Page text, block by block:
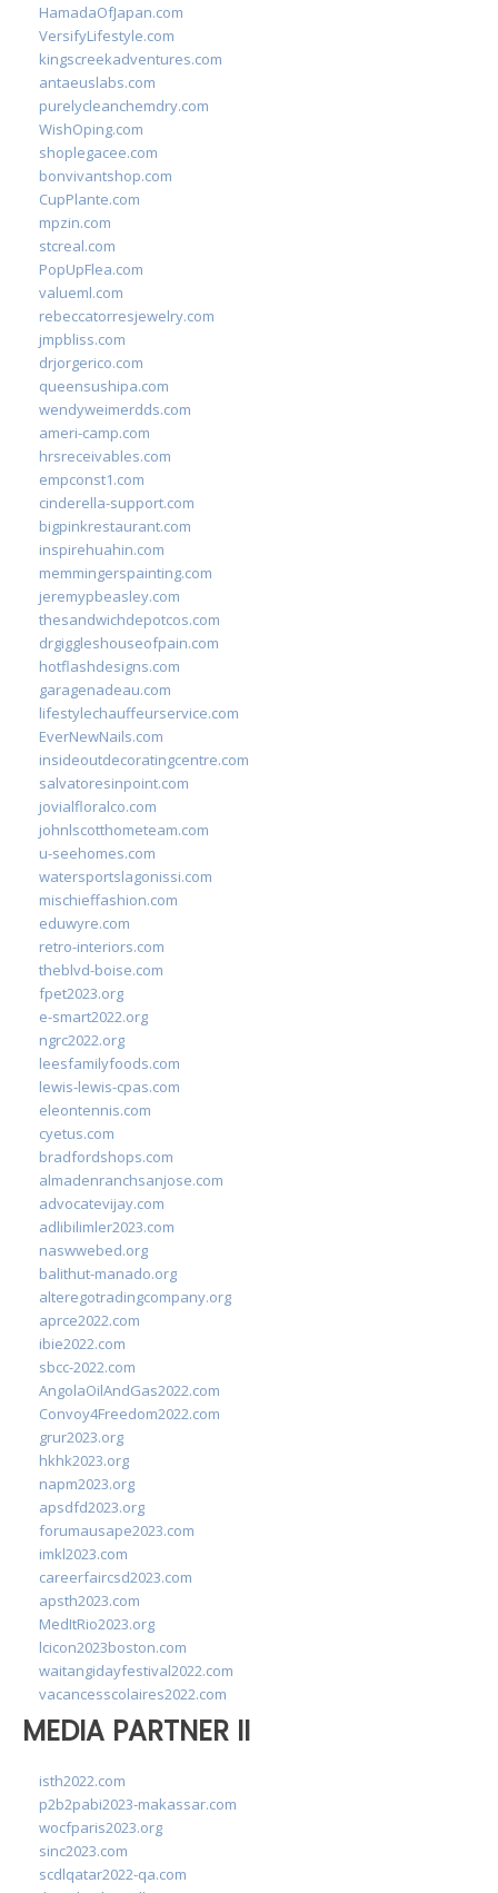
HamadaOfJapan.com
VersifyLifestyle.com
kingscreekadventures.com
antaeuslabs.com
purelycleanchemdry.com
WishOping.com
shoplegacee.com
bonvivantshop.com
CupPlante.com
mpzin.com
stcreal.com
PopUpFlea.com
valueml.com
rebeccatorresjewelry.com
jmpbliss.com
drjorgerico.com
queensushipa.com
wendyweimerdds.com
ameri-camp.com
hrsreceivables.com
empconst1.com
cinderella-support.com
bigpinkrestaurant.com
inspirehuahin.com
memmingerspainting.com
jeremypbeasley.com
thesandwichdepotcos.com
drgiggleshouseofpain.com
hotflashdesigns.com
garagenadeau.com
lifestylechauffeurservice.com
EverNewNails.com
insideoutdecoratingcentre.com
salvatoresinpoint.com
jovialfloralco.com
johnlscotthometeam.com
u-seehomes.com
watersportslagonissi.com
mischieffashion.com
eduwyre.com
retro-interiors.com
theblvd-boise.com
fpet2023.org
e-smart2022.org
ngrc2022.org
leesfamilyfoods.com
lewis-lewis-cpas.com
eleontennis.com
cyetus.com
bradfordshops.com
almadenranchsanjose.com
advocatevijay.com
adlibilimler2023.com
naswwebed.org
balithut-manado.org
alteregotradingcompany.org
aprce2022.com
ibie2022.com
sbcc-2022.com
AngolaOilAndGas2022.com
Convoy4Freedom2022.com
grur2023.org
hkhk2023.org
napm2023.org
apsdfd2023.org
forumausape2023.com
imkl2023.com
careerfaircsd2023.com
apsth2023.com
MedItRio2023.org
lcicon2023boston.com
waitangidayfestival2022.com
vacancesscolaires2022.com
MEDIA PARTNER II
isth2022.com
p2b2pabi2023-makassar.com
wocfparis2023.org
sinc2023.com
scdlqatar2022-qa.com